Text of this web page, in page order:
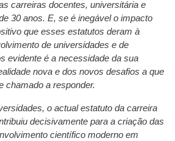
carreiras docentes, universitária e
30 anos. E, se é inegável o impacto
que esses estatutos deram à
de universidades e de
evidente é a necessidade da sua
nova e dos novos desafios a que
chamado a responder.
o actual estatuto da carreira
decisivamente para a criação das
científico moderno em